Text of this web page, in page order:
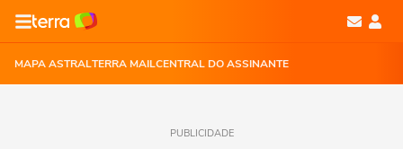
MAPA ASTRALTERRA MAILCENTRAL DO ASSINANTE
PUBLICIDADE